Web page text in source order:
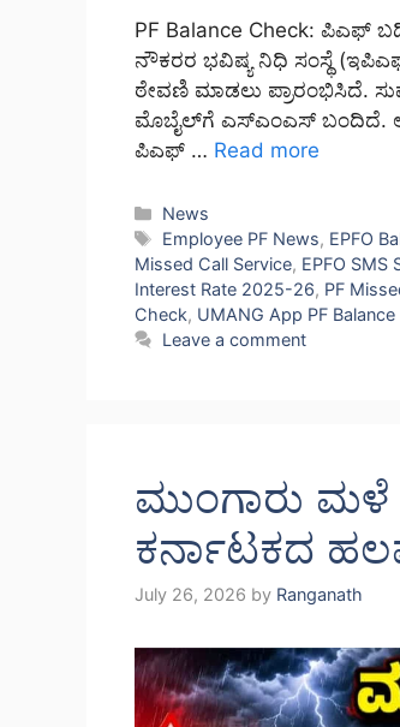
PF Balance Check: ಪಿಎಫ್
ನೌಕರರ ಭವಿಷ್ಯ ನಿಧಿ ಸಂಸ್ಥೆ
ಠೇವಣಿ ಮಾಡಲು ಪ್ರಾರಂಭಿಸಿದೆ.
ಮೊಬೈಲ್‌ಗೆ ಎಸ್‌ಎಂಎಸ್ ಬಂದಿದೆ.
ಪಿಎಫ್ … Read more
Categories
News
Tags
Employee PF News, EPFO
Missed Call Service, EPFO SMS
Interest Rate 2025-26, PF
Check, UMANG App PF Balance
Leave a comment
ಮುಂಗಾರು ಮಳೆ
ಕರ್ನಾಟಕದ
July 26, 2026 by Ranganath